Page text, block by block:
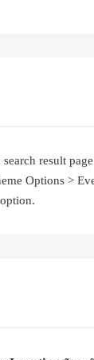
result
Options >